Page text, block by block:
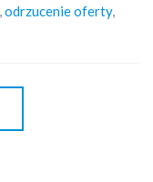
odrzucenie oferty,